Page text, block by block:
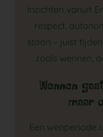
inzichten vanuit
respect,
staan – juist
zoals wennen,
Wennen
maar
Een wenperiode